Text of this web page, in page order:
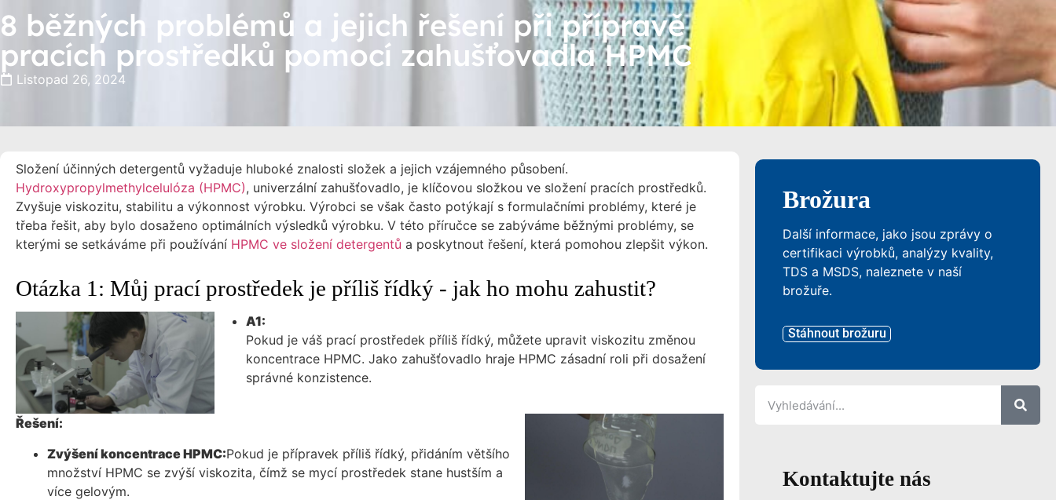
8 běžných problémů a jejich řešení při přípravě
pracích prostředků pomocí zahušťovadla HPMC
Listopad 26, 2024
Složení účinných detergentů vyžaduje hluboké znalosti složek a jejich vzájemného působení.
Hydroxypropylmethylcelulóza (HPMC), univerzální zahušťovadlo, je klíčovou složkou ve složení pracích prostředků.
Zvyšuje viskozitu, stabilitu a výkonnost výrobku. Výrobci se však často potýkají s formulačními problémy, které je
třeba řešit, aby bylo dosaženo optimálních výsledků výrobku. V této příručce se zabýváme běžnými problémy, se
kterými se setkáváme při používání HPMC ve složení detergentů a poskytnout řešení, která pomohou zlepšit výkon.
Otázka 1: Můj prací prostředek je příliš řídký - jak ho mohu zahustit?
A1:
Pokud je váš prací prostředek příliš řídký, můžete upravit viskozitu změnou
koncentrace HPMC. Jako zahušťovadlo hraje HPMC zásadní roli při dosažení
správné konzistence.
Řešení:
Zvýšení koncentrace HPMC:Pokud je přípravek příliš řídký, přidáním většího
množství HPMC se zvýší viskozita, čímž se mycí prostředek stane hustším a
více gelovým.
Brožura
Další informace, jako jsou zprávy o
certifikaci výrobků, analýzy kvality,
TDS a MSDS, naleznete v naší
brožuře.
Stáhnout brožuru
Kontaktujte nás